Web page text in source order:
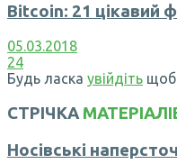
Bitcoin: 21 цікавий
05.03.2018
24
Будь ласка увійдіть щоб
СТРІЧКА
Носівські